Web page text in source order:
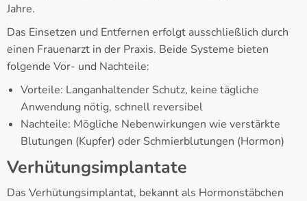
Jahre.
Das Einsetzen und Entfernen erfolgt ausschließlich durch
einen Frauenarzt in der Praxis. Beide Systeme bieten
folgende Vor- und Nachteile:
Vorteile: Langanhaltender Schutz, keine tägliche
Anwendung nötig, schnell reversibel
Nachteile: Mögliche Nebenwirkungen wie verstärkte
Blutungen (Kupfer) oder Schmierblutungen (Hormon)
Verhütungsimplantate
Das Verhütungsimplantat, bekannt als Hormonstäbchen